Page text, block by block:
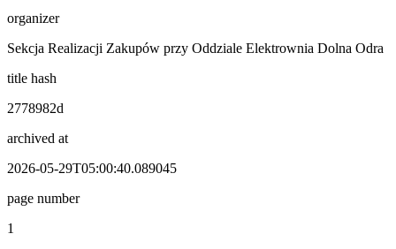
organizer
Sekcja Realizacji Zakupów przy Oddziale Elektrownia Dolna Odra
title hash
2778982d
archived at
2026-05-29T05:00:40.089045
page number
1